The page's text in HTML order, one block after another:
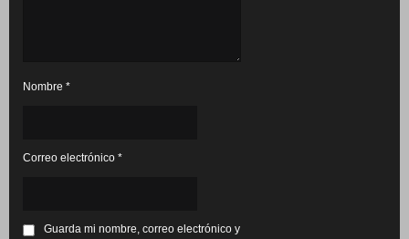
Nombre *
Correo electrónico *
Guarda mi nombre, correo electrónico y